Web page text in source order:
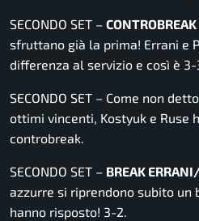
SECONDO SET –
sfruttano già la prima! Errani e
differenza al servizio e così è 3-
SECONDO SET – Come non
ottimi vincenti, Kostyuk e Ruse
controbreak.
SECONDO SET – BREAK
azzurre si riprendono subito un
hanno risposto! 3-2.